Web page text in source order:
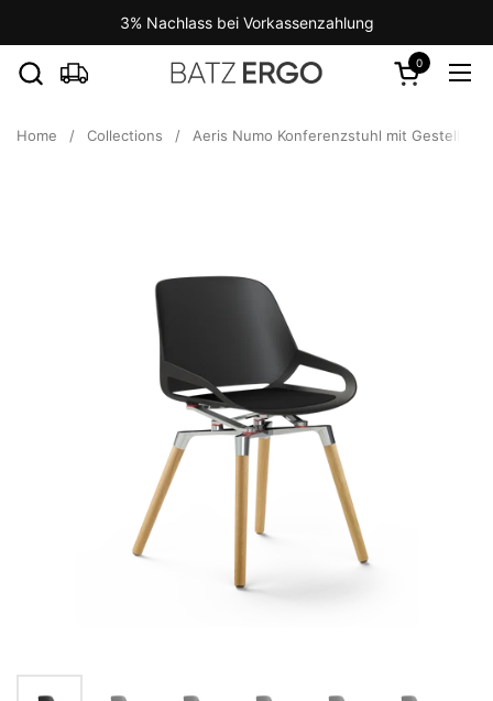
3% Nachlass bei Vorkassenzahlung
Open cart
0
Home / Collections / Aeris Numo Konferenzstuhl mit Gestell